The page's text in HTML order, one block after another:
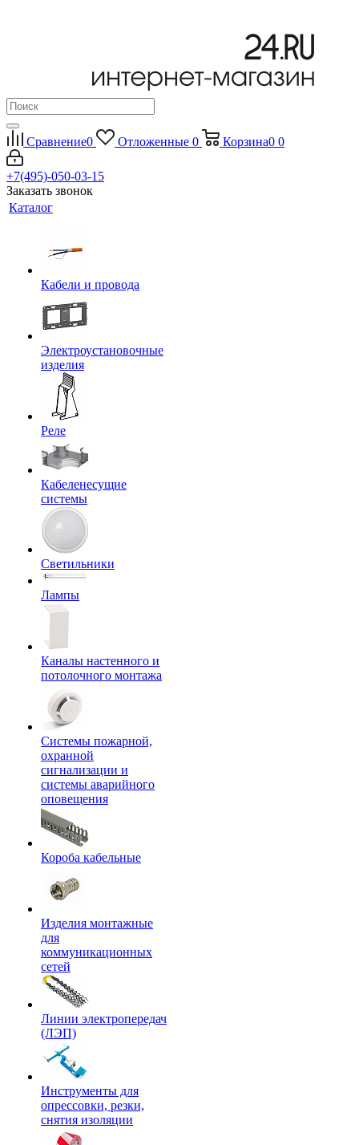
Сравнение0 Отложенные 0 Корзина0 0
+7(495)-050-03-15
Заказать звонок
Каталог
Кабели и провода
Электроустановочные
изделия
Реле
Кабеленесущие
системы
Светильники
Лампы
Каналы настенного и
потолочного монтажа
Системы пожарной,
охранной
сигнализации и
системы аварийного
оповещения
Короба кабельные
Изделия монтажные
для
коммуникационных
сетей
Линии электропередач
(ЛЭП)
Инструменты для
опрессовки, резки,
снятия изоляции